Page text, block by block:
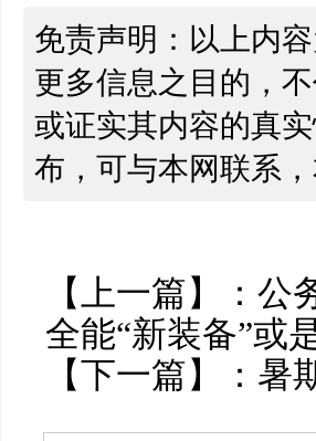
免责声明：以上内
更多信息之目的，
或证实其内容的真
布，可与本网联系
【上一篇】： 公
全能“新装备”或
【下一篇】： 暑